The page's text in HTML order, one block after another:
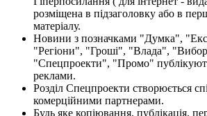
розміщена в підзаголовку або в
матеріалу.
Новини з позначками "Думка",
"Регіони", "Гроші", "Влада",
"Спецпроекти", "Промо"
реклами.
Розділ Спецпроекти створюється
комерційними партнерами.
Будь яке копіювання, публікація,